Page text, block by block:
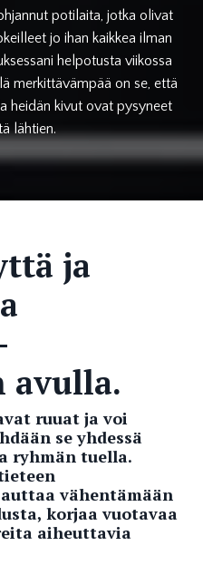
potilaita, jotka olivat
jo ihan kaikkea ilman
helpotusta viikossa
merkittävämpää on se, että
heidän kivut ovat pysyneet
lähtien.
ja
avulla.
ruuat ja voi
se yhdessä
ryhmän tuella.
vähentämään
korjaa vuotavaa
aiheuttavia